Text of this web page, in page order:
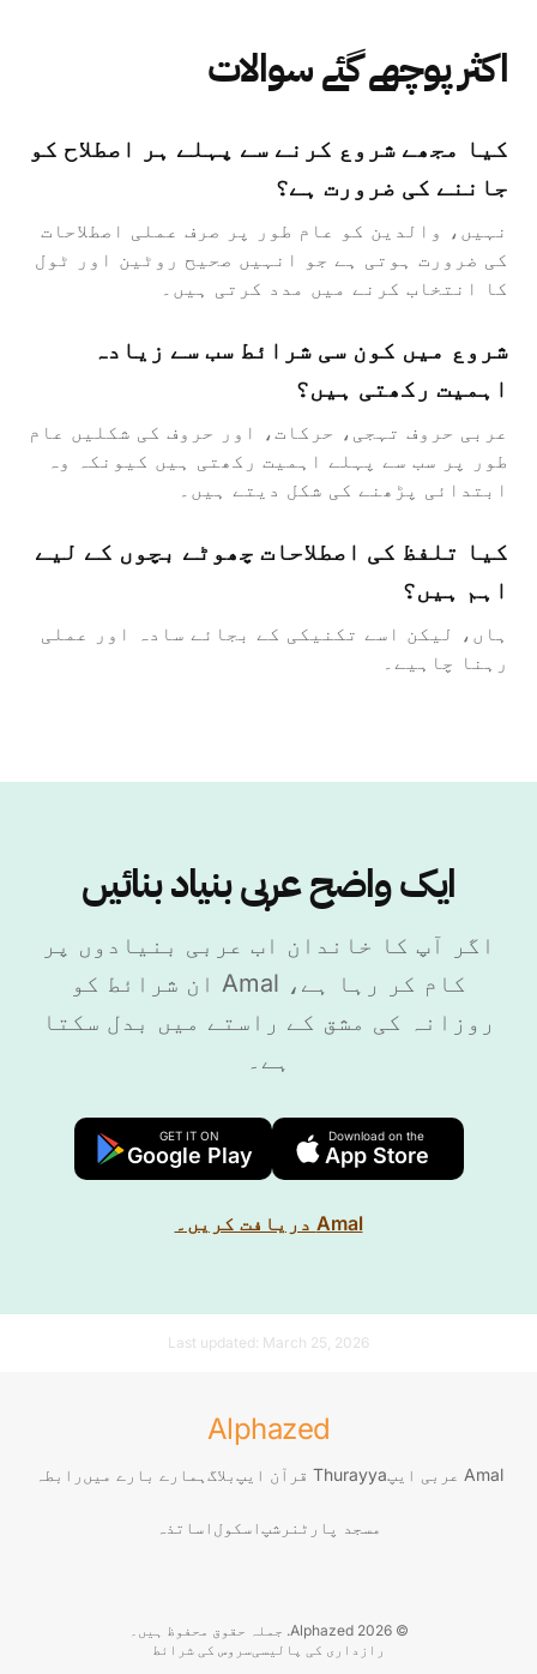
اکثر پوچھے گئے سوالات
کیا مجھے شروع کرنے سے پہلے ہر اصطلاح کو
جاننے کی ضرورت ہے؟
نہیں، والدین کو عام طور پر صرف عملی اصطلاحات
کی ضرورت ہوتی ہے جو انہیں صحیح روٹین اور ٹول
کا انتخاب کرنے میں مدد کرتی ہیں۔
شروع میں کون سی شرائط سب سے زیادہ
اہمیت رکھتی ہیں؟
عربی حروف تہجی، حرکات، اور حروف کی شکلیں عام
طور پر سب سے پہلے اہمیت رکھتی ہیں کیونکہ وہ
ابتدائی پڑھنے کی شکل دیتے ہیں۔
کیا تلفظ کی اصطلاحات چھوٹے بچوں کے لیے
اہم ہیں؟
ہاں، لیکن اسے تکنیکی کے بجائے سادہ اور عملی
رہنا چاہیے۔
ایک واضح عربی بنیاد بنائیں
اگر آپ کا خاندان اب عربی بنیادوں پر
کام کر رہا ہے، Amal ان شرائط کو
روزانہ کی مشق کے راستے میں بدل سکتا
ہے۔
Download on the
App Store
GET IT ON
Google Play
Amal دریافت کریں۔
Last updated: March 25, 2026
Alphazed
Amal عربی ایپ Thurayya قرآن ایپ بلاگ ہمارے بارے میں رابطہ
مسجد پارٹنرشپاسکول اساتذہ
© 2026 Alphazed. جملہ حقوق محفوظ ہیں۔
رازداری کی پالیسیسروس کی شرائط